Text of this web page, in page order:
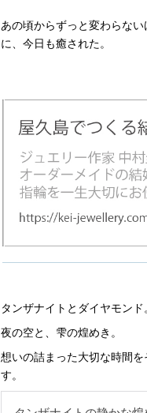
あの頃からずっと変わらな
に、今日も癒された。
タンザナイトとダイヤモンド
夜の空と、雫の煌めき。
想いの詰まった大切な時間
す。